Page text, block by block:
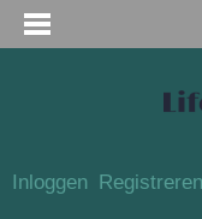
Inloggen Registreren